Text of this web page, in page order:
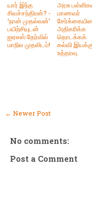
யார் இந்த
சிவச்சந்திரன்? -
‘நான் முதல்வன்’
பயிற்சியுடன்
ஐஏஎஸ் தேர்வில்
மாநில முதலிடம்!
அரசு
மாணவர்
அதிகரிக்க
தொடக்கக்
கல்வி
உத்தரவு.
← Newer Post
No comments:
Post a Comment